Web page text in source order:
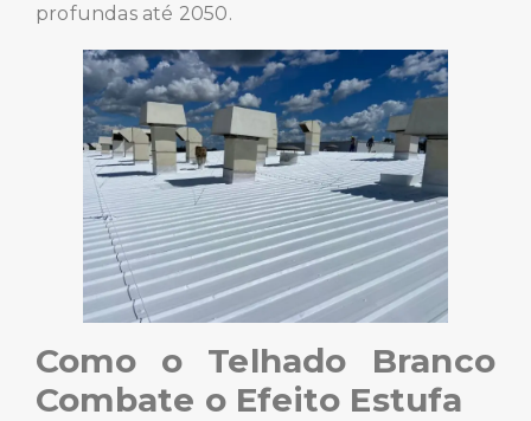
profundas até 2050.
Como o Telhado Branco
Combate o Efeito Estufa